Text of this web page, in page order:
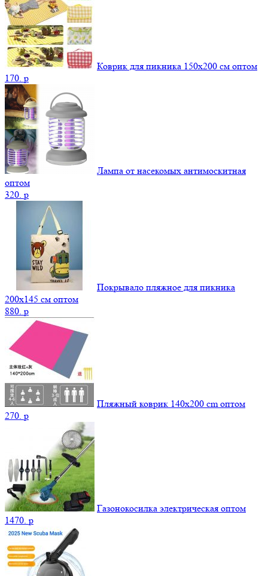
Коврик для пикника 150х200 см оптом
170. p
Лампа от насекомых антимоскитная
оптом
320. p
Покрывало пляжное для пикника
200х145 см оптом
880. p
Пляжный коврик 140х200 cm оптом
270. p
Газонокосилка электрическая оптом
1470. p